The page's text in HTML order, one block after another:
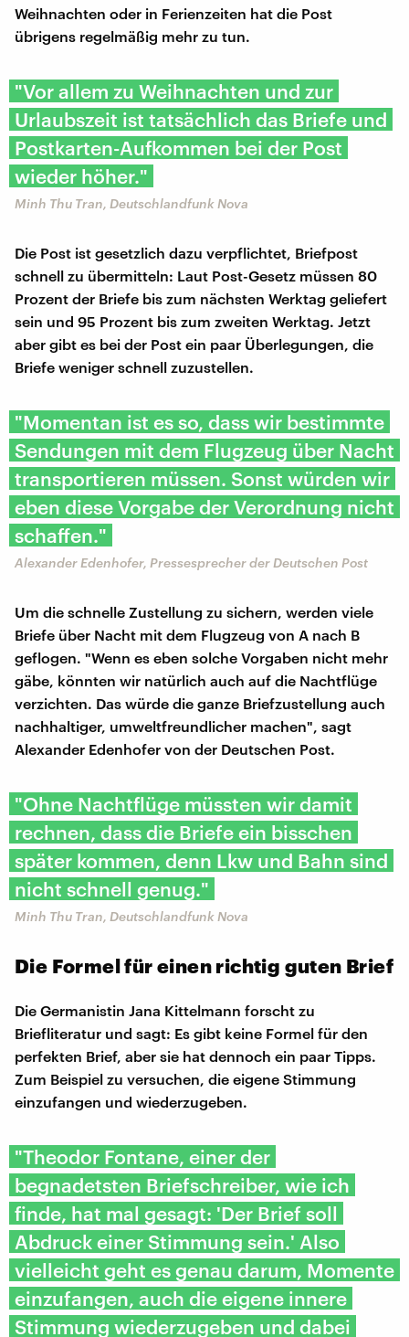
Weihnachten oder in Ferienzeiten hat die Post
übrigens regelmäßig mehr zu tun.
"Vor allem zu Weihnachten und zur
Urlaubszeit ist tatsächlich das Briefe und
Postkarten-Aufkommen bei der Post
wieder höher."
Minh Thu Tran, Deutschlandfunk Nova
Die Post ist gesetzlich dazu verpflichtet, Briefpost
schnell zu übermitteln: Laut Post-Gesetz müssen 80
Prozent der Briefe bis zum nächsten Werktag geliefert
sein und 95 Prozent bis zum zweiten Werktag. Jetzt
aber gibt es bei der Post ein paar Überlegungen, die
Briefe weniger schnell zuzustellen.
"Momentan ist es so, dass wir bestimmte
Sendungen mit dem Flugzeug über Nacht
transportieren müssen. Sonst würden wir
eben diese Vorgabe der Verordnung nicht
schaffen."
Alexander Edenhofer, Pressesprecher der Deutschen Post
Um die schnelle Zustellung zu sichern, werden viele
Briefe über Nacht mit dem Flugzeug von A nach B
geflogen. "Wenn es eben solche Vorgaben nicht mehr
gäbe, könnten wir natürlich auch auf die Nachtflüge
verzichten. Das würde die ganze Briefzustellung auch
nachhaltiger, umweltfreundlicher machen", sagt
Alexander Edenhofer von der Deutschen Post.
"Ohne Nachtflüge müssten wir damit
rechnen, dass die Briefe ein bisschen
später kommen, denn Lkw und Bahn sind
nicht schnell genug."
Minh Thu Tran, Deutschlandfunk Nova
Die Formel für einen richtig guten Brief
Die Germanistin Jana Kittelmann forscht zu
Briefliteratur und sagt: Es gibt keine Formel für den
perfekten Brief, aber sie hat dennoch ein paar Tipps.
Zum Beispiel zu versuchen, die eigene Stimmung
einzufangen und wiederzugeben.
"Theodor Fontane, einer der
begnadetsten Briefschreiber, wie ich
finde, hat mal gesagt: 'Der Brief soll
Abdruck einer Stimmung sein.' Also
vielleicht geht es genau darum, Momente
einzufangen, auch die eigene innere
Stimmung wiederzugeben und dabei